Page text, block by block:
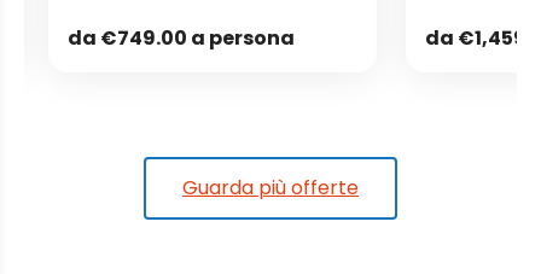
da €749.00 a persona da
Guarda più offerte